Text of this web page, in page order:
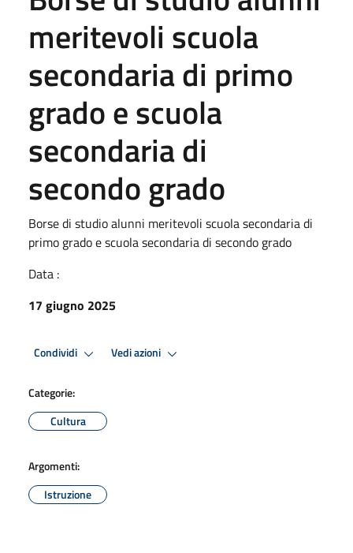
meritevoli scuola
secondaria di primo
grado e scuola
secondaria di
secondo grado
Borse di studio alunni meritevoli scuola secondaria di
primo grado e scuola secondaria di secondo grado
Data :
17 giugno 2025
Condividi Vedi azioni
Categorie:
Cultura
Argomenti:
Istruzione